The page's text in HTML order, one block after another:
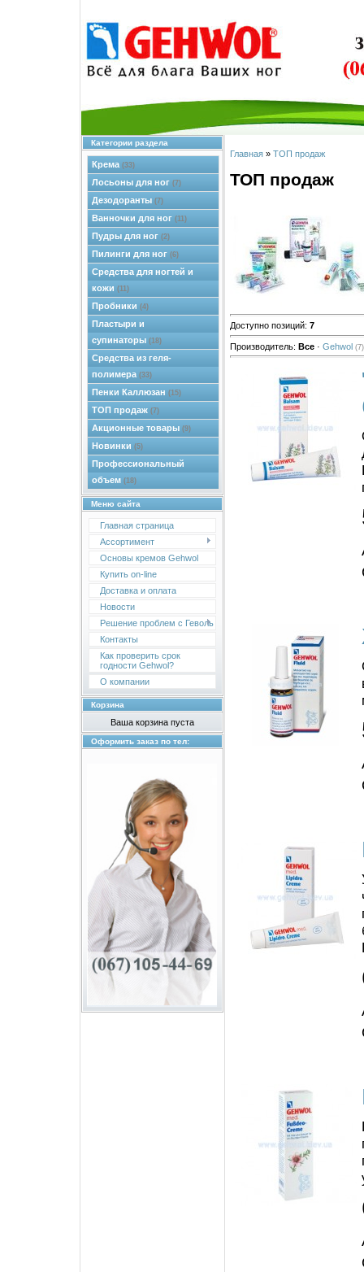
Категории раздела
Крема (33)
Лосьоны для ног (7)
Дезодоранты (7)
Ванночки для ног (11)
Пудры для ног (2)
Пилинги для ног (6)
Средства для ногтей и
кожи (11)
Пробники (4)
Пластыри и
супинаторы (18)
Средства из геля-
полимера (33)
Пенки Каллюзан (15)
ТОП продаж (7)
Акционные товары (9)
Новинки (5)
Профессиональный
объем (18)
Меню сайта
Главная страница
Ассортимент
Основы кремов Gehwol
Купить on-line
Доставка и оплата
Новости
Решение проблем с Геволь
Контакты
Как проверить срок
годности Gehwol?
О компании
Корзина
Ваша корзина пуста
Оформить заказ по тел:
Главная » ТОП продаж
ТОП продаж
Доступно позиций: 7
Производитель: Все· Gehwol (7)